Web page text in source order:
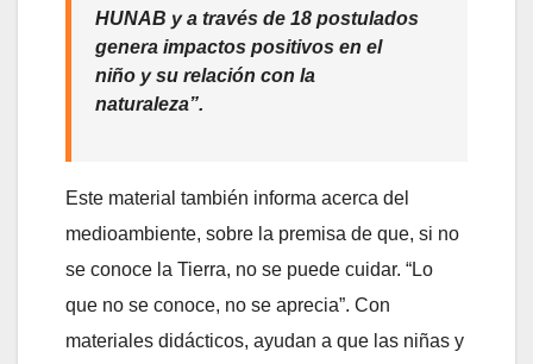
HUNAB y a través de 18 postulados
genera impactos positivos en el
niño y su relación con la
naturaleza”.
Este material también informa acerca del
medioambiente, sobre la premisa de que, si no
se conoce la Tierra, no se puede cuidar. “Lo
que no se conoce, no se aprecia”. Con
materiales didácticos, ayudan a que las niñas y